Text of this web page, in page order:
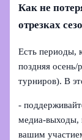
Как не
отрезках
Есть периоды,
поздняя осень/
турниров). В
-
медиа‑выходы,
вашим